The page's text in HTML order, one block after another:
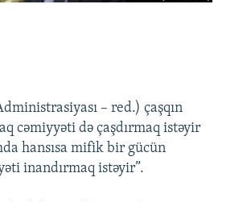
– red.) çaşqın
cəmiyyəti də çaşdırmaq istəyir
hansısa mifik bir gücün
inandırmaq istəyir”.